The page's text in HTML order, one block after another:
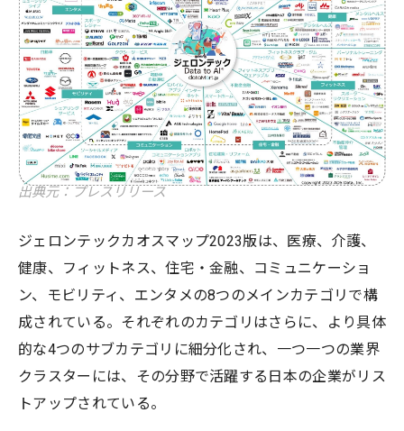
出典元：プレスリリース
ジェロンテックカオスマップ2023版は、医療、介護、
健康、フィットネス、住宅・金融、コミュニケーショ
ン、モビリティ、エンタメの8つのメインカテゴリで構
成されている。それぞれのカテゴリはさらに、より具体
的な4つのサブカテゴリに細分化され、一つ一つの業界
クラスターには、その分野で活躍する日本の企業がリス
トアップされている。